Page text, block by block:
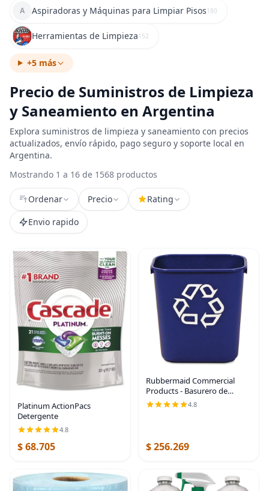
A Aspiradoras y Máquinas para Limpiar Pisos180
Herramientas de Limpieza152
+5 más
Precio de Suministros de Limpieza
y Saneamiento en Argentina
Explora suministros de limpieza y saneamiento con precios
actualizados, envío rápido, pago seguro y soporte local en
Argentina.
Mostrando 1 a 16 de 1568 productos
Ordenar Precio
Rating
Envio rapido
Platinum ActionPacs
Detergente
4.8
$ 68.705
Rubbermaid Commercial
Products - Basurero de
escritorio de resina plástica
Azul
4.8
$ 256.269